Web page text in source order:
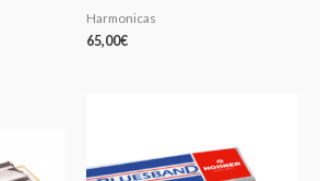
Harmonicas
65,00€